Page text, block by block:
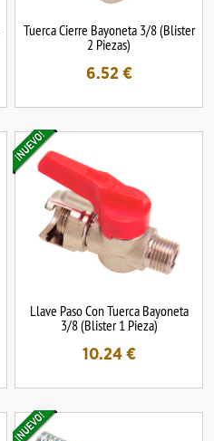
Tuerca Cierre Bayoneta 3/8 (Blister
2 Piezas)
6.52 €
Llave Paso Con Tuerca Bayoneta
3/8 (Blister 1 Pieza)
10.24€